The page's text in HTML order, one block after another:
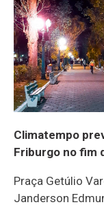
Climatempo
Friburgo no fim
Praça Getúlio
Janderson